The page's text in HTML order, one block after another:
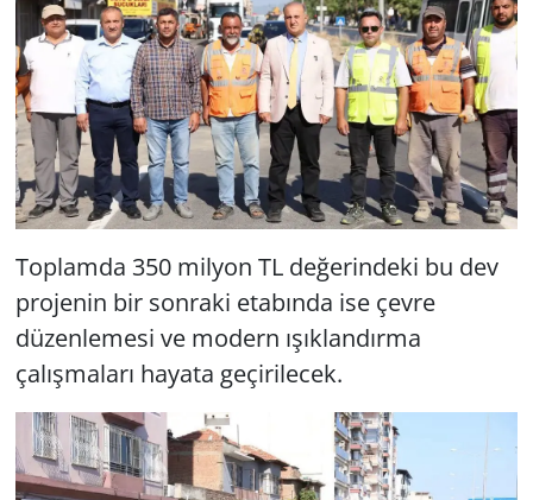
Toplamda 350 milyon TL değerindeki bu dev
projenin bir sonraki etabında ise çevre
düzenlemesi ve modern ışıklandırma
çalışmaları hayata geçirilecek.